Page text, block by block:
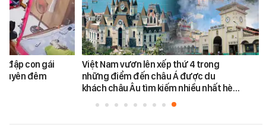
đập con gái
đêm
Việt Nam vươn lên xếp thứ 4 trong
những điểm đến châu Á được du
khách châu Âu tìm kiếm nhiều nhất hè…